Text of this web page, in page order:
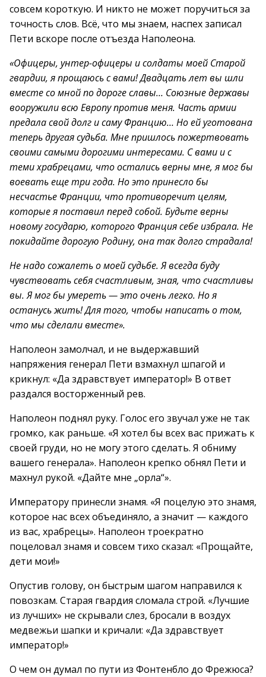
совсем короткую. И никто не может поручиться за
точность слов. Всё, что мы знаем, наспех записал
Пети вскоре после отъезда Наполеона.
«Офицеры, унтер-офицеры и солдаты моей Старой
гвардии, я прощаюсь с вами! Двадцать лет вы шли
вместе со мной по дороге славы… Союзные державы
вооружили всю Европу против меня. Часть армии
предала свой долг и саму Францию… Но ей уготована
теперь другая судьба. Мне пришлось пожертвовать
своими самыми дорогими интересами. С вами и с
теми храбрецами, что остались верны мне, я мог бы
воевать еще три года. Но это принесло бы
несчастье Франции, что противоречит целям,
которые я поставил перед собой. Будьте верны
новому государю, которого Франция себе избрала. Не
покидайте дорогую Родину, она так долго страдала!
Не надо сожалеть о моей судьбе. Я всегда буду
чувствовать себя счастливым, зная, что счастливы
вы. Я мог бы умереть — это очень легко. Но я
останусь жить! Для того, чтобы написать о том,
что мы сделали вместе».
Наполеон замолчал, и не выдержавший
напряжения генерал Пети взмахнул шпагой и
крикнул: «Да здравствует император!» В ответ
раздался восторженный рев.
Наполеон поднял руку. Голос его звучал уже не так
громко, как раньше. «Я хотел бы всех вас прижать к
своей груди, но не могу этого сделать. Я обниму
вашего генерала». Наполеон крепко обнял Пети и
махнул рукой. «Дайте мне „орла“».
Императору принесли знамя. «Я поцелую это знамя,
которое нас всех объединяло, а значит — каждого
из вас, храбрецы». Наполеон троекратно
поцеловал знамя и совсем тихо сказал: «Прощайте,
дети мои!»
Опустив голову, он быстрым шагом направился к
повозкам. Старая гвардия сломала строй. «Лучшие
из лучших» не скрывали слез, бросали в воздух
медвежьи шапки и кричали: «Да здравствует
император!»
О чем он думал по пути из Фонтенбло до Фрежюса?